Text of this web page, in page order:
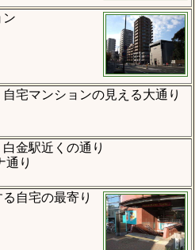
宅マンションの見える大通り
金駅近くの通り
通り
自宅の最寄り